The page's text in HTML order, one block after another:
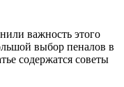
важность этого
выбор пеналов в
содержатся советы